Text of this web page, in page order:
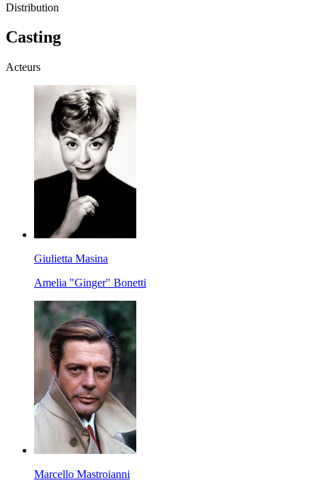
Distribution
Casting
Acteurs
Giulietta Masina
Amelia "Ginger" Bonetti
Marcello Mastroianni